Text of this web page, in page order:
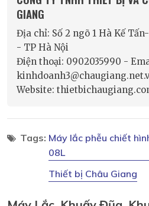
GIANG
Địa chỉ: Số 2 ngõ 1 Hà Kế
- TP Hà Nội
Điện thoại: 0902035990 -
Website:
Tags: Máy lắc phễu chiết
08L
Thiết bị Châu Giang